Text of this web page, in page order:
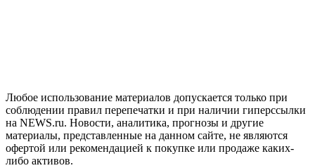
Любое использование материалов допускается только при
соблюдении правил перепечатки и при наличии гиперссылки
на NEWS.ru. Новости, аналитика, прогнозы и другие
материалы, представленные на данном сайте, не являются
офертой или рекомендацией к покупке или продаже каких-
либо активов.